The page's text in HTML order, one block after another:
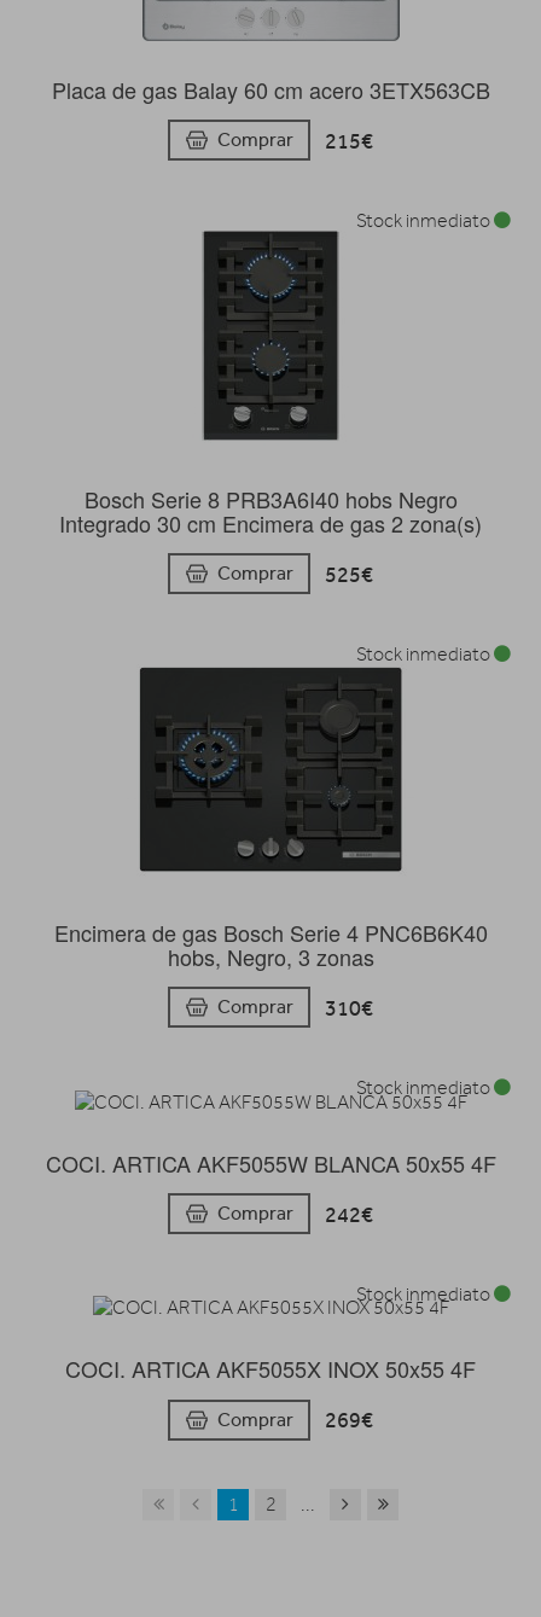
Placa de gas Balay 60 cm acero 3ETX563CB
Comprar 215€
Bosch Serie 8 PRB3A6I40 hobs Negro
Integrado 30 cm Encimera de gas 2 zona(s)
Comprar 525€
Stock inmediato
Encimera de gas Bosch Serie 4 PNC6B6K40
hobs, Negro, 3 zonas
Comprar 310€
Stock inmediato
COCI. ARTICA AKF5055W BLANCA 50x55 4F
Comprar 242€
Stock inmediato
COCI. ARTICA AKF5055X INOX 50x55 4F
Comprar 269€
Stock inmediato
1 2 ...